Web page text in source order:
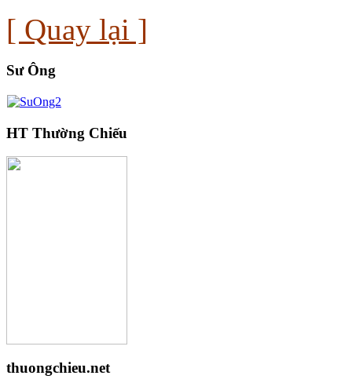
[ Quay lại ]
Sư Ông
HT Thường Chiếu
thuongchieu.net